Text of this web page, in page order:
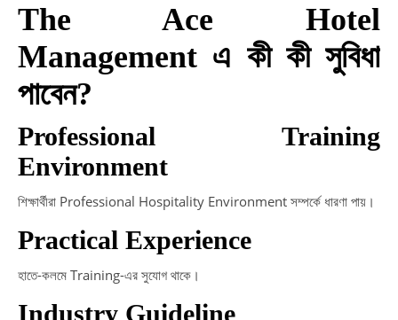
The Ace Hotel
Management এ কী কী সুবিধা
পাবেন?
Professional Training
Environment
শিক্ষার্থীরা Professional Hospitality Environment সম্পর্কে ধারণা পায়।
Practical Experience
হাতে-কলমে Training-এর সুযোগ থাকে।
Industry Guideline